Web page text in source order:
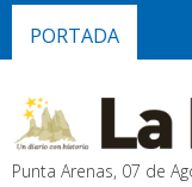
PORTADA
Punta Arenas, 07 de